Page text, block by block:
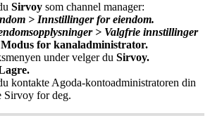
Sirvoy som channel manager:
> Innstillinger for eiendom.
> Valgfrie innstillinger
Modus for kanaladministrator.
under velger du Sirvoy.
.
kontakte Agoda-kontoadministratoren din
Sirvoy for deg.